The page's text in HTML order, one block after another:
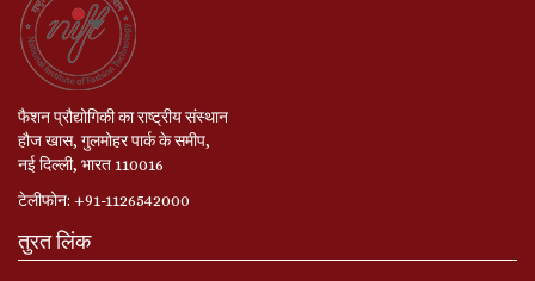
फैशन प्रौद्योगिकी का राष्ट्रीय संस्थान
हौज खास, गुलमोहर पार्क के समीप,
नई दिल्ली, भारत 110016
टेलीफोन: +91-1126542000
तुरत लिंक